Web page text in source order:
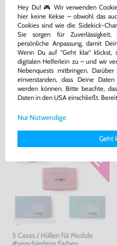
Wundertüte: 5 Original
GameBoy Advance Spiele
gebraucht
nur42,99 €
Warenkorb
5 Cases / Hüllen für Module
Hey Du! 🎮 Wir verwenden
hier keine Kekse – obwohl das
Cookies sind wie die Sidekick-
Sie sorgen für
persönliche Anpassung, damit
Wenn Du auf "Geht klar" klickst,
digitalen Helferlein zu – und wir
Nebenquests mitbringen.
einverstanden, dass Deine
werden können. Bitte beachte,
Daten in den USA einschließt.
Weitere Informationen zu den
Deinen Rechten als Nutzer
Impressum.
Geht
Nur Notwendige